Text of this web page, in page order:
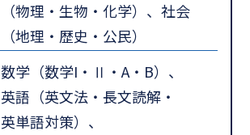
（物理・生物・化学）、社会
（地理・歴史・公民）
数学（数学I・Ⅱ・A・B）、
英語（英文法・長文読解・
英単語対策）、